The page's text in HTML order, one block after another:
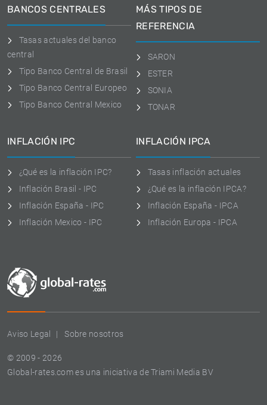
Aviso Legal Sobre nosotros
© 2009 - 2026
Global-rates.com es una iniciativa de Triami Media BV
BANCOS CENTRALES
Tasas actuales del banco
central
Tipo Banco Central de Brasil
Tipo Banco Central Europeo
Tipo Banco Central Mexico
MÁS TIPOS DE
REFERENCIA
SARON
ESTER
SONIA
TONAR
INFLACIÓN IPC
¿Qué es la inflación IPC?
Inflación Brasil - IPC
Inflación España - IPC
Inflación Mexico - IPC
INFLACIÓN IPCA
Tasas inflación actuales
¿Qué es la inflación IPCA?
Inflación España - IPCA
Inflación Europa - IPCA